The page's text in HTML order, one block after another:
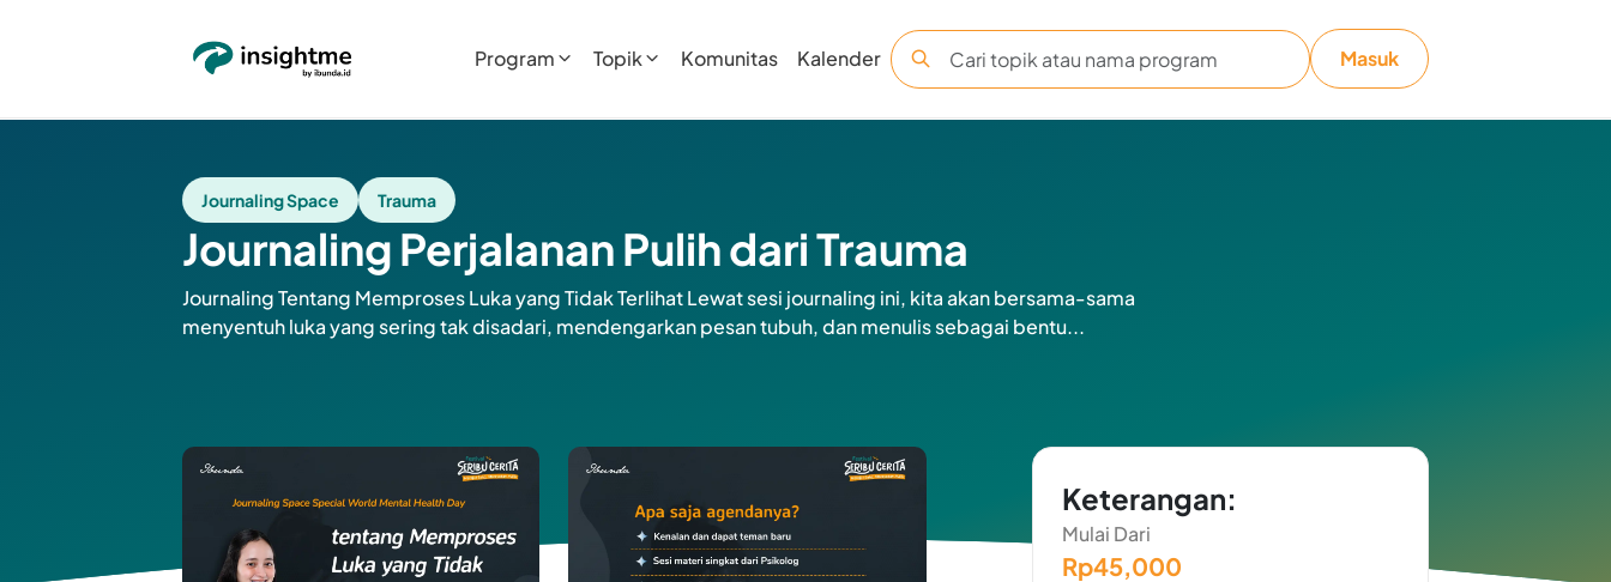
Program Topik Komunitas Kalender Masuk
Journaling Space Trauma
Journaling Perjalanan Pulih dari Trauma
Journaling Tentang Memproses Luka yang Tidak Terlihat Lewat sesi journaling ini, kita akan bersama-sama
menyentuh luka yang sering tak disadari, mendengarkan pesan tubuh, dan menulis sebagai bentu...
Keterangan:
Mulai Dari
Rp45,000